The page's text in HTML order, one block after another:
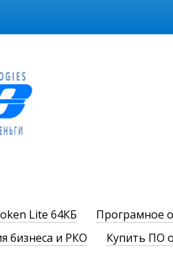
Lite 64КБ Програмное
бизнеса и РКО Купить ПО